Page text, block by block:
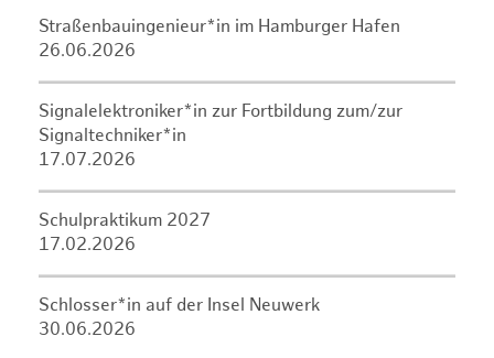
Straßenbauingenieur*in im Hamburger Hafen
26.06.2026
Signalelektroniker*in zur Fortbildung zum/zur
Signaltechniker*in
17.07.2026
Schulpraktikum 2027
17.02.2026
Schlosser*in auf der Insel Neuwerk
30.06.2026